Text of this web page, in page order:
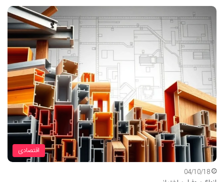
اقتصادی
04/10/18